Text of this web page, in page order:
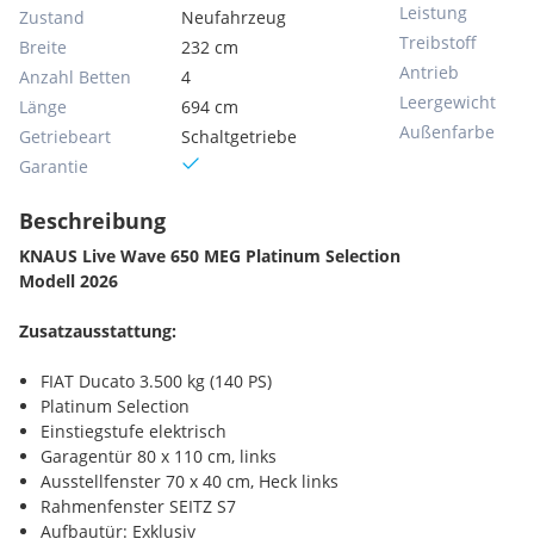
Zustand
Neufahrzeug
Breite
232 cm
Anzahl Betten
4
Länge
694 cm
Getriebeart
Schaltgetriebe
Garantie
Leistung
Treibstoff
Antrieb
Leergewicht
Außenfarbe
Beschreibung
KNAUS Live Wave 650 MEG Platinum Selection
Modell 2026
Zusatzausstattung:
FIAT Ducato 3.500 kg (140 PS)
Platinum Selection
Einstiegstufe elektrisch
Garagentür 80 x 110 cm, links
Ausstellfenster 70 x 40 cm, Heck links
Rahmenfenster SEITZ S7
Aufbautür: Exklusiv